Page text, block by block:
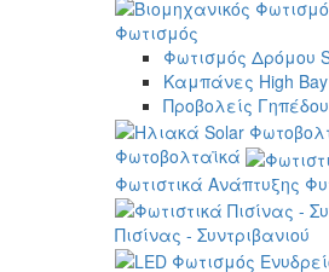
Φωτισμός
Φωτισμός Δρόμου
Καμπάνες High
Προβολείς Γηπέδου
Φωτοβολταϊκά
Φωτιστικά Ανάπτυξης
Πισίνας - Συντριβανιού